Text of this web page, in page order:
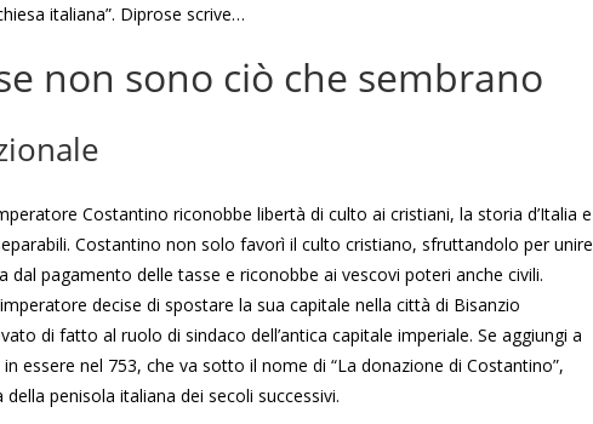
italiana”. Diprose scrive…
non sono ciò che sembrano
Costantino riconobbe libertà di culto ai cristiani, la storia d’Italia e
Costantino non solo favorì il culto cristiano, sfruttandolo per unire
pagamento delle tasse e riconobbe ai vescovi poteri anche civili.
decise di spostare la sua capitale nella città di Bisanzio
di fatto al ruolo di sindaco dell’antica capitale imperiale. Se aggiungi a
essere nel 753, che va sotto il nome di “La donazione di Costantino”,
penisola italiana dei secoli successivi.